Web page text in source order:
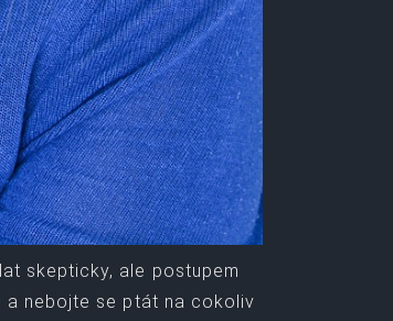
skepticky, ale postupem
a nebojte se ptát na cokoliv